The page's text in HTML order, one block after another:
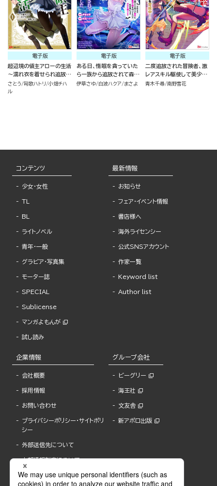
電子版
超辺境の領主アローの生活
～濡れ衣を着せられ追放さ
れましたが、二人の女神と
新生活を送ります～ コミッ
さとう 匈歌ハトリ 小畑チハ
ル
電子版
ある日、惰眠を貪っていた
ら一族から追放されて森に
捨てられました そのまま
伊草さゆ 白波ハクア まさよ
電子版
二度追放された冒険者、激
レアスキル駆使して美少女
軍団を育成中！ コミック版
青木千尋 南野雪花
コンテンツ
少女・女性
TL
BL
ライトノベル
青年・一般
グラビア・写真集
モーター誌
SPECIAL
Sublicense
マンガよもんが
試し読み
最新情報
お知らせ
フェア・イベント情報
書店様へ
海外ライセンシー
公式SNSアカウント
作家一覧
Keyword list
Author list
企業情報
会社概要
採用情報
お問い合わせ
プライバシーポリシー・サイトポリ
シー
外部送信先について
内部通報制度について
グループ会社
ビーグリー
海王社
文友舎
新アポロ出版